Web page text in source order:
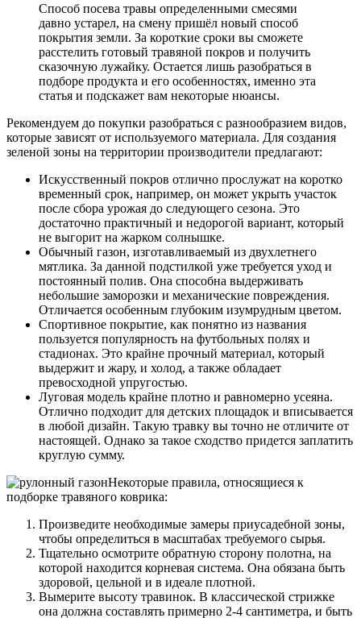
Способ посева травы определенными смесями
давно устарел, на смену пришёл новый способ
покрытия земли. За короткие сроки вы сможете
расстелить готовый травяной покров и получить
сказочную лужайку. Остается лишь разобраться в
подборе продукта и его особенностях, именно эта
статья и подскажет вам некоторые нюансы.
Рекомендуем до покупки разобраться с разнообразием видов,
которые зависят от используемого материала. Для создания
зеленой зоны на территории производители предлагают:
Искусственный покров отлично прослужат на коротко
временный срок, например, он может укрыть участок
после сбора урожая до следующего сезона. Это
достаточно практичный и недорогой вариант, который
не выгорит на жарком солнышке.
Обычный газон, изготавливаемый из двухлетнего
мятлика. За данной подстилкой уже требуется уход и
постоянный полив. Она способна выдерживать
небольшие заморозки и механические повреждения.
Отличается особенным глубоким изумрудным цветом.
Спортивное покрытие, как понятно из названия
пользуется популярность на футбольных полях и
стадионах. Это крайне прочный материал, который
выдержит и жару, и холод, а также обладает
превосходной упругостью.
Луговая модель крайне плотно и равномерно усеяна.
Отлично подходит для детских площадок и вписывается
в любой дизайн. Такую травку вы точно не отличите от
настоящей. Однако за такое сходство придется заплатить
круглую сумму.
Некоторые правила, относящиеся к
подборке травяного коврика:
Произведите необходимые замеры приусадебной зоны,
чтобы определиться в масштабах требуемого сырья.
Тщательно осмотрите обратную сторону полотна, на
которой находится корневая система. Она обязана быть
здоровой, цельной и в идеале плотной.
Вымерите высоту травинок. В классической стрижке
она должна составлять примерно 2-4 сантиметра, и быть